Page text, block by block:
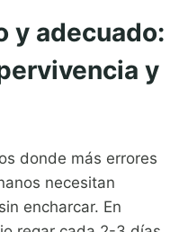
y adecuado:
y
donde más errores
necesitan
encharcar. En